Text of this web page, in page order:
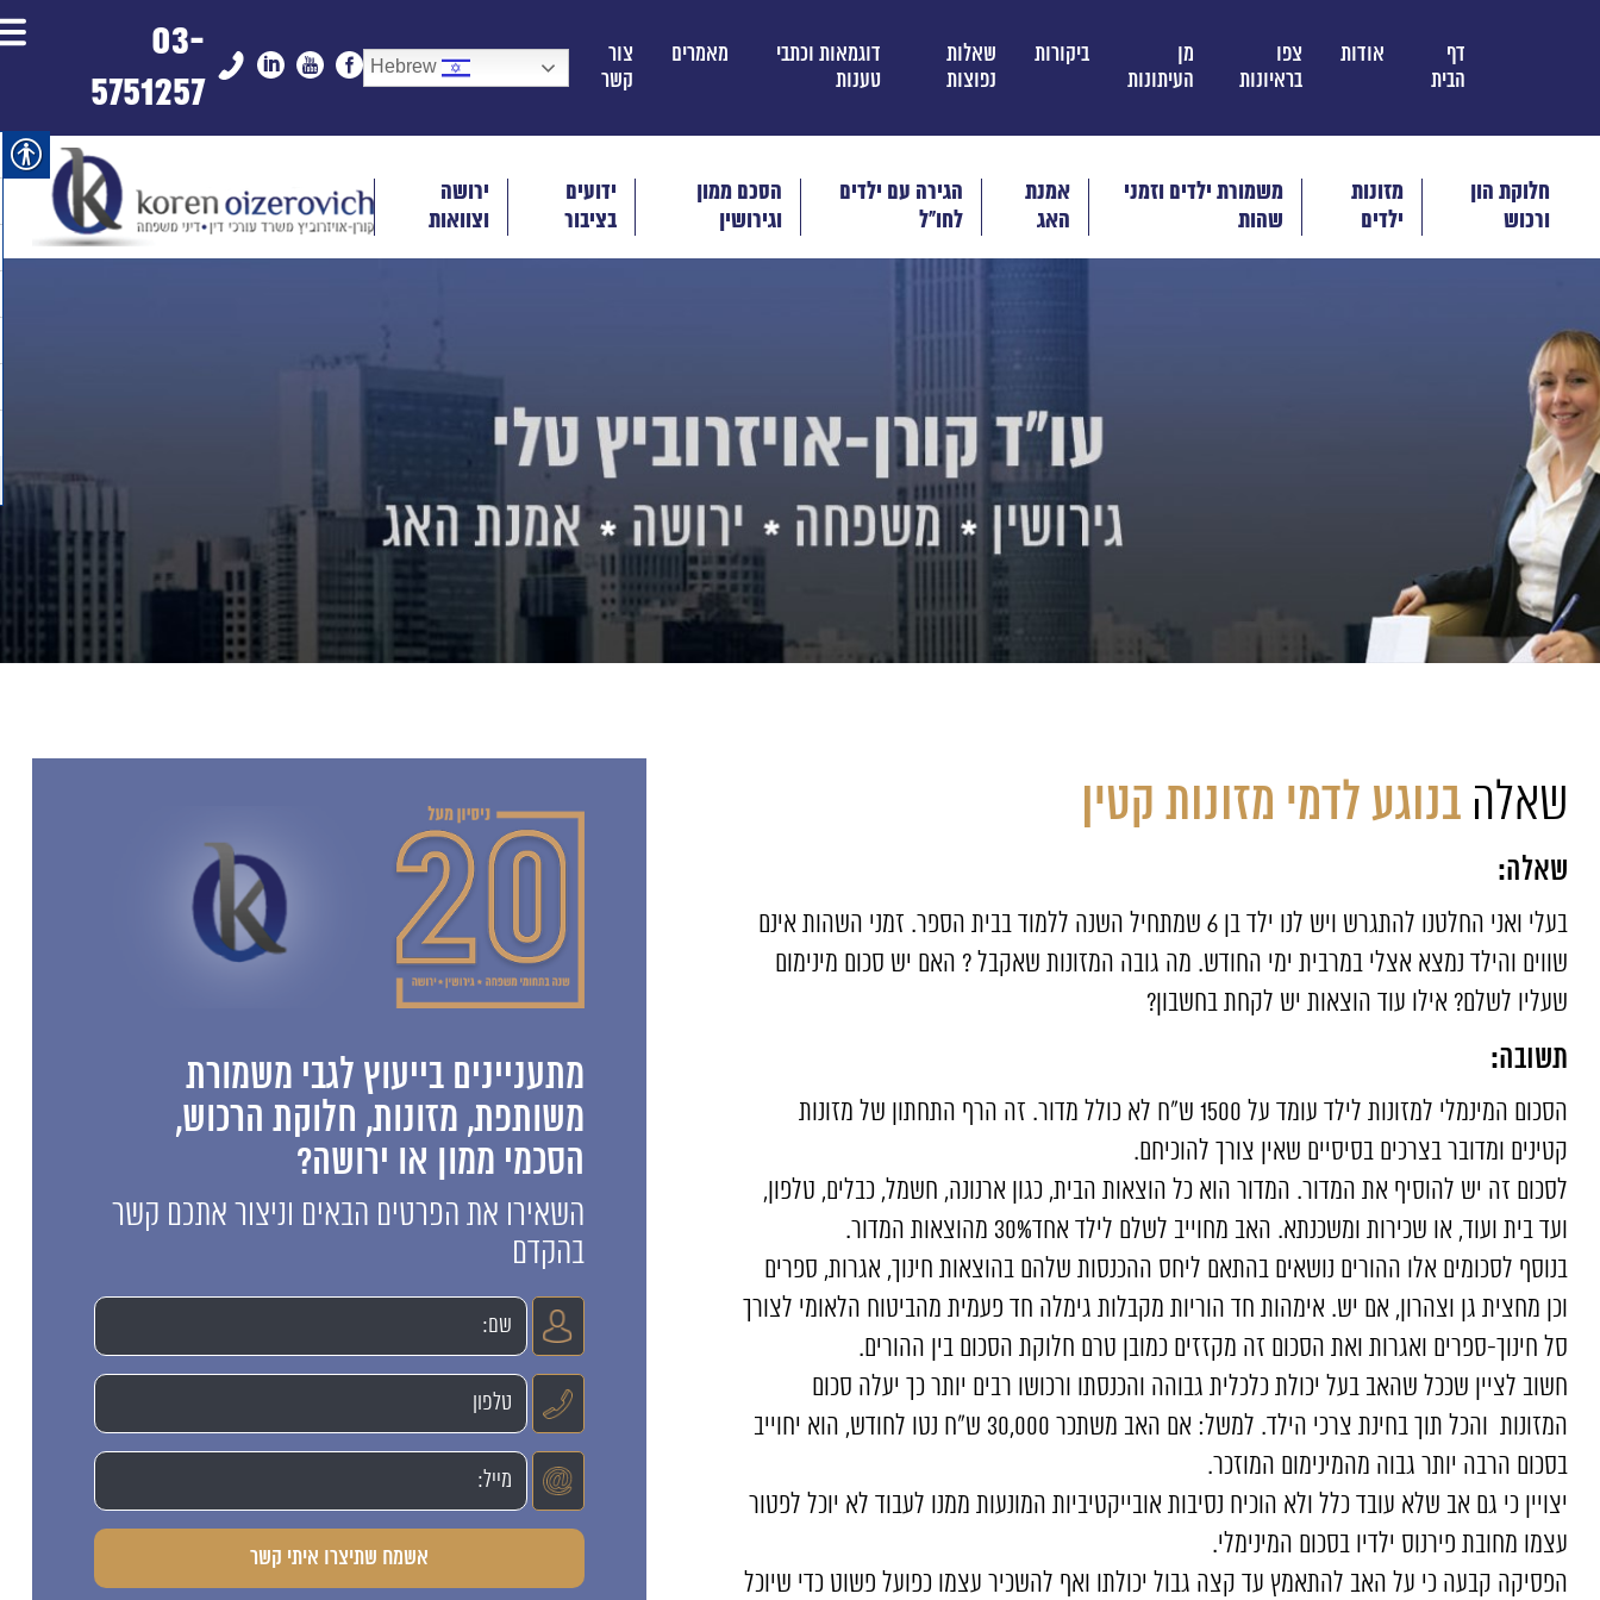
דף
הבית
אודות
צפו
בראיונות
מן
העיתונות
ביקורות
שאלות
נפוצות
דוגמאות וכתבי
טענות
מאמרים
צור
קשר
Hebrew
03-
5751257
חלוקת הון
ורכוש
מזונות
ילדים
משמורת ילדים וזמני
שהות
אמנת
האג
הגירה עם ילדים
לחו"ל
הסכם ממון
וגירושין
ידועים
בציבור
ירושה
וצוואות
שאלה בנוגע לדמי מזונות קטין
שאלה:
בעלי ואני החלטנו להתגרש ויש לנו ילד בן 6 שמתחיל השנה ללמוד בבית הספר. זמני השהות אינם
שווים והילד נמצא אצלי במרבית ימי החודש. מה גובה המזונות שאקבל ? האם יש סכום מינימום
שעליו לשלם? אילו עוד הוצאות יש לקחת בחשבון?
תשובה:
הסכום המינמלי למזונות לילד עומד על 1500 ש"ח לא כולל מדור. זה הרף התחתון של מזונות
קטינים ומדובר בצרכים בסיסיים שאין צורך להוכיחם.
לסכום זה יש להוסיף את המדור. המדור הוא כל הוצאות הבית, כגון ארנונה, חשמל, כבלים, טלפון,
ועד בית ועוד, או שכירות ומשכנתא. האב מחוייב לשלם לילד אחד30% מהוצאות המדור.
בנוסף לסכומים אלו ההורים נושאים בהתאם ליחס ההכנסות שלהם בהוצאות חינוך, אגרות, ספרים
וכן מחצית גן וצהרון, אם יש. אימהות חד הוריות מקבלות גימלה חד פעמית מהביטוח הלאומי לצורך
סל חינוך-ספרים ואגרות ואת הסכום זה מקזזים כמובן טרם חלוקת הסכום בין ההורים.
חשוב לציין שככל שהאב בעל יכולת כלכלית גבוהה והכנסתו ורכושו רבים יותר כך יעלה סכום
המזונות והכל תוך בחינת צרכי הילד. למשל: אם האב משתכר 30,000 ש"ח נטו לחודש, הוא יחוייב
בסכום הרבה יותר גבוה מהמינימום המוזכר.
יצויין כי גם אב שלא עובד כלל ולא הוכיח נסיבות אובייקטיביות המונעות ממנו לעבוד לא יוכל לפטור
עצמו מחובת פירנוס ילדיו בסכום המינימלי.
הפסיקה קבעה כי על האב להתאמץ עד קצה גבול יכולתו ואף להשכיר עצמו כפועל פשוט כדי שיוכל
מתעניינים בייעוץ לגבי משמורת
משותפת, מזונות, חלוקת הרכוש,
הסכמי ממון או ירושה?
השאירו את הפרטים הבאים וניצור אתכם קשר
בהקדם